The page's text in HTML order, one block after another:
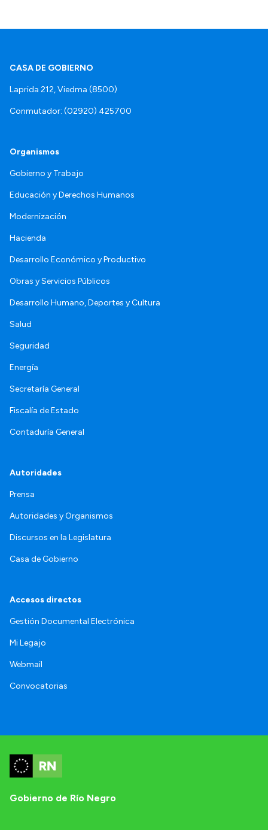
CASA DE GOBIERNO
Laprida 212, Viedma (8500)
Conmutador: (02920) 425700
Organismos
Gobierno y Trabajo
Educación y Derechos Humanos
Modernización
Hacienda
Desarrollo Económico y Productivo
Obras y Servicios Públicos
Desarrollo Humano, Deportes y Cultura
Salud
Seguridad
Energía
Secretaría General
Fiscalía de Estado
Contaduría General
Autoridades
Prensa
Autoridades y Organismos
Discursos en la Legislatura
Casa de Gobierno
Accesos directos
Gestión Documental Electrónica
Mi Legajo
Webmail
Convocatorias
Gobierno de Río Negro